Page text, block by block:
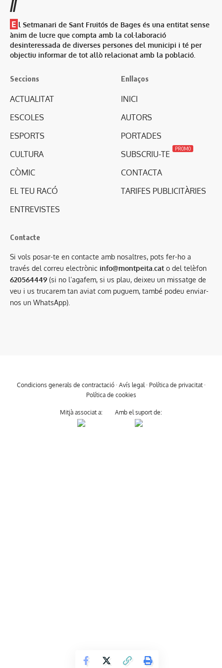
//
E l Setmanari de Sant Fruitós de Bages és una entitat sense
ànim de lucre que compta amb la col·laboració
desinteressada de diverses persones del municipi i té per
objectiu informar de tot allò relacionat amb la població.
Seccions
ACTUALITAT
ESCOLES
ESPORTS
CULTURA
CÒMIC
EL TEU RACÓ
ENTREVISTES
Enllaços
INICI
AUTORS
PORTADES
SUBSCRIU-TE
PROMO
CONTACTA
TARIFES PUBLICITÀRIES
Contacte
Si vols posar-te en contacte amb nosaltres, pots fer-ho a
través del correu electrònic info@montpeita.cato del telèfon
620564449 (si no l’agafem, si us plau, deixeu un missatge de
veu i us trucarem tan aviat com puguem, també podeu enviar-
nos un WhatsApp).
Condicions generals de contractació· Avís legal· Política de privacitat·
Política de cookies
Mitjà associat a: Amb el suport de: